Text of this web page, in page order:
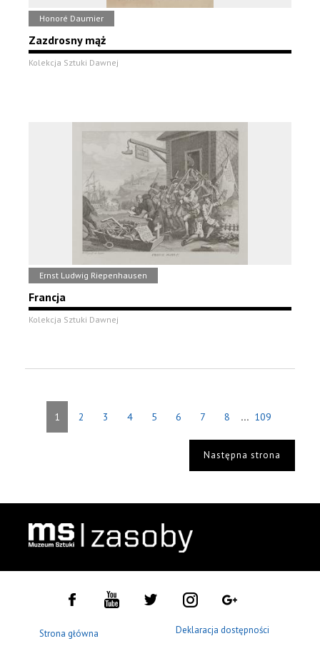
Honoré Daumier
Zazdrosny mąż
Kolekcja Sztuki Dawnej
Ernst Ludwig Riepenhausen
Francja
Kolekcja Sztuki Dawnej
1 2 3 4 5 6 7 8 ... 109
Następna strona
Strona główna Deklaracja dostępności